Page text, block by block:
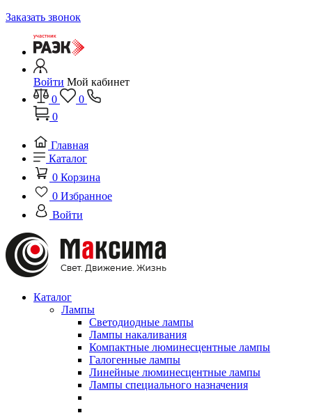
Заказать звонок
Войти Мой кабинет
0
0
0
Главная
Каталог
0 Корзина
0 Избранное
Войти
Каталог
Лампы
Светодиодные лампы
Лампы накаливания
Компактные люминесцентные лампы
Галогенные лампы
Линейные люминесцентные лампы
Лампы специального назначения